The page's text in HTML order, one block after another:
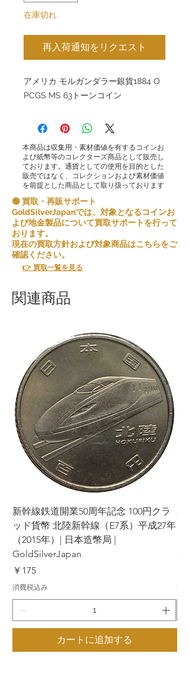
在庫切れ
再入荷通知をリクエスト
アメリカ モルガンダラー銀貨1884 O
PCGS MS 63トーンコイン
本商品は収集用・素材価値を有するコインお
よび紙幣等のコレクターズ商品として販売し
ております。通貨としての使用を目的とした
販売ではなく、コレクションおよび素材価値
を前提とした商品として取り扱っております
🟢 買取・再販サポート
GoldSilverJapanでは、対象となるコインお
よび地金製品について買取サポートを行って
おります。
現在の買取方針および対象商品はこちらをご
確認ください。
👉 買取一覧を見る
関連商品
新幹線鉄道開業50周年記念 100円クラ
ッド貨幣 北陸新幹線（E7系）平成27年
（2015年）| 日本造幣局 |
GoldSilverJapan
価格
￥175
消費税込み
カートに追加する
消